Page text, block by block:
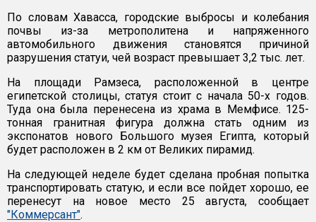
По словам Хавасса, городские выбросы и колебания
почвы из-за метрополитена и напряженного
автомобильного движения становятся причиной
разрушения статуи, чей возраст превышает 3,2 тыс. лет.
На площади Рамзеса, расположенной в центре
египетской столицы, статуя стоит с начала 50-х годов.
Туда она была перенесена из храма в Мемфисе. 125-
тонная гранитная фигура должна стать одним из
экспонатов нового Большого музея Египта, который
будет расположен в 2 км от Великих пирамид.
На следующей неделе будет сделана пробная попытка
транспортировать статую, и если все пойдет хорошо, ее
перенесут на новое место 25 августа, сообщает
"Коммерсант".